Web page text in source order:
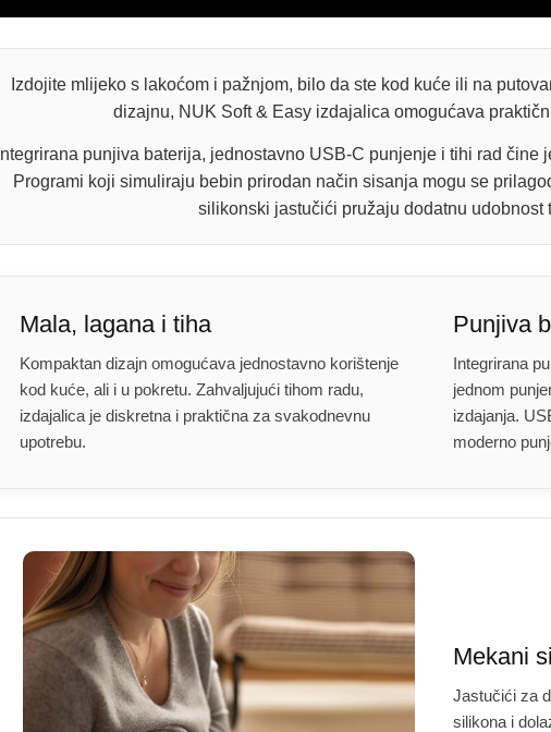
Izdojite mlijeko s lakoćom i pažnjom, bilo da ste kod kuće ili na
dizajnu, NUK Soft & Easy izdajalica omogućava
Integrirana punjiva baterija, jednostavno USB-C punjenje i tihi rad čine
Programi koji simuliraju bebin prirodan način sisanja mogu se
silikonski jastučići pružaju dodatnu udobnost
Mala, lagana i tiha
Kompaktan dizajn omogućava jednostavno korištenje
kod kuće, ali i u pokretu. Zahvaljujući tihom radu,
izdajalica je diskretna i praktična za svakodnevnu
upotrebu.
Punjiva
Integrirana
jednom
izdajanja.
moderno
Mekani
Jastučići za
silikona i